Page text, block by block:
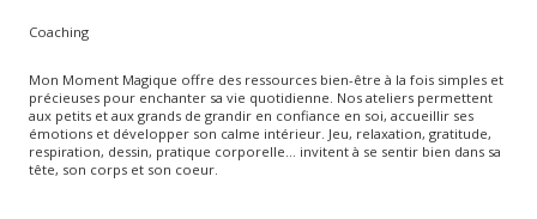
Coaching
Mon Moment Magique offre des ressources bien-être à la fois simples et
précieuses pour enchanter sa vie quotidienne. Nos ateliers permettent
aux petits et aux grands de grandir en confiance en soi, accueillir ses
émotions et développer son calme intérieur. Jeu, relaxation, gratitude,
respiration, dessin, pratique corporelle… invitent à se sentir bien dans sa
tête, son corps et son coeur.